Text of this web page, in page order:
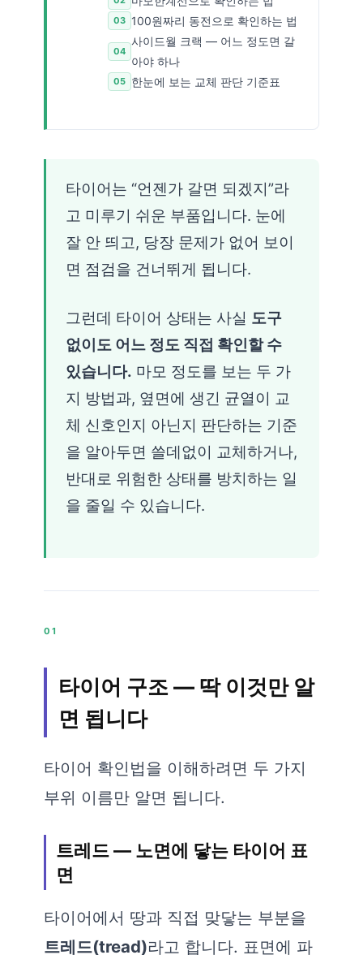
100원짜리 동전으로 확인하는 법
사이드월 크랙 — 어느 정도면 갈
아야 하나
한눈에 보는 교체 판단 기준표
타이어는 “언젠가 갈면 되겠지”라
고 미루기 쉬운 부품입니다. 눈에
잘 안 띄고, 당장 문제가 없어 보이
면 점검을 건너뛰게 됩니다.
그런데 타이어 상태는 사실 도구
없이도 어느 정도 직접 확인할 수
있습니다. 마모 정도를 보는 두 가
지 방법과, 옆면에 생긴 균열이 교
체 신호인지 아닌지 판단하는 기준
을 알아두면 쓸데없이 교체하거나,
반대로 위험한 상태를 방치하는 일
을 줄일 수 있습니다.
01
타이어 구조 — 딱 이것만 알
면 됩니다
타이어 확인법을 이해하려면 두 가지
부위 이름만 알면 됩니다.
트레드 — 노면에 닿는 타이어 표
면
타이어에서 땅과 직접 맞닿는 부분을
트레드(tread)라고 합니다. 표면에 파